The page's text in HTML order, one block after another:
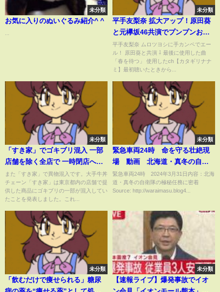
未分類
お気に入りのぬいぐるみ紹介^ ^
未分類
平手友梨奈 拡大アップ！原田葵
と元欅坂46共演でプンプンおこ
披露！
平手友梨奈 ムロツヨシに手カンペでエー
ル！ 原田葵と共演 ⇩ 最後に使用した曲
「春を待つ」 使用したch【カタギリナナ
ミ】最初聴いたときから...
未分類
「すき家」でゴキブリ混入 一部
店舗を除く全店で 一時閉店へ｜
TBS NEWS DIG
また「すき家」で異物混入です。大手牛丼
チェーン「すき家」は東京都内の店舗で提
供した商品にゴキブリの一部が混入してい
たことを発表しました。これ...
未分類
緊急車両24時 命を守る壮絶現
場 動画 北海道・真冬の自衛
隊の極秘任務に密着 3月31日
緊急車両24時 2024年3月31日内容：北海
道・真冬の自衛隊の極秘任務に密着
Source: http://waraimasu.blog4...
未分類
「飲むだけで痩せられる」糖尿
未分類
【速報ライブ】爆発事故でイオ